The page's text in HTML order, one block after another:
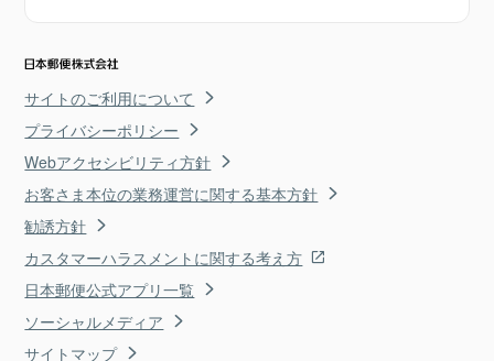
サイトのご利用について
プライバシーポリシー
Webアクセシビリティ方針
お客さま本位の業務運営に関する基本方針
勧誘方針
カスタマーハラスメントに関する考え方
日本郵便公式アプリ一覧
ソーシャルメディア
サイトマップ